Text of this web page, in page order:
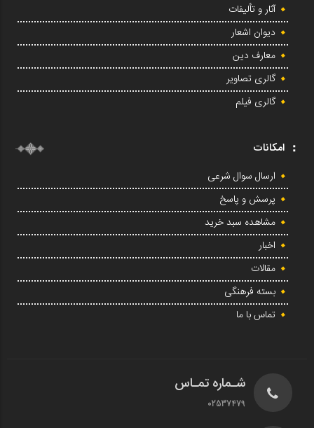
آثار و تألیفات
دیوان اشعار
معارف دین
گالری تصاویر
گالری فیلم
امکانات
ارسال سوال شرعی
پرسش و پاسخ
مشاهده سبد خرید
اخبار
مقالات
بسته فرهنگی
تماس با ما
شـماره تمـاس
02537479